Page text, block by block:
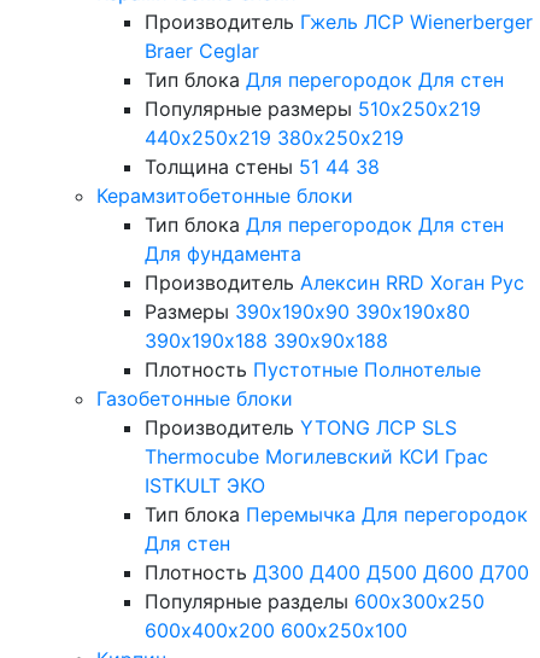
Производитель Гжель ЛСР Wienerberger
Braer Ceglar
Тип блока Для перегородок Для стен
Популярные размеры 510х250х219
440х250х219 380х250х219
Толщина стены 51 44 38
Керамзитобетонные блоки
Тип блока Для перегородок Для стен
Для фундамента
Производитель Алексин RRD Хоган Рус
Размеры 390х190х90 390х190х80
390х190х188 390х90х188
Плотность Пустотные Полнотелые
Газобетонные блоки
Производитель YTONG ЛСР SLS
Thermocube Могилевский КСИ Грас
ISTKULT ЭКО
Тип блока Перемычка Для перегородок
Для стен
Плотность Д300 Д400 Д500 Д600 Д700
Популярные разделы 600х300х250
600х400х200 600х250х100